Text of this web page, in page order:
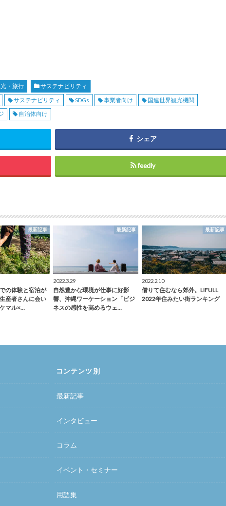
・旅行
サステナビリティ
サステナビリティ SDGs 事業者向け
国連世界観光機関
自治体向け
シェア
feedly
最新記事
の体験と宿泊が
産者さんに会い
マル×…
最新記事
2022.3.29
自然豊かな環境が仕事に好影
響、沖縄ワーケーション「ビジ
ネスの感性を高めるウェ…
最新記事
2022.2.10
借りて住むなら郊外。LIFULL
2022年住みたい街ランキング
コンテンツ別
最新記事
インタビュー
コラム
イベント・セミナー
用語集